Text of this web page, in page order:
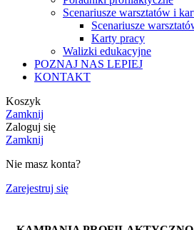
Scenariusze warsztatów i
Scenariusze
Karty pracy
Walizki edukacyjne
POZNAJ NAS LEPIEJ
KONTAKT
Koszyk
Zamknij
Zaloguj się
Zamknij
Nie masz konta?
Zarejestruj się